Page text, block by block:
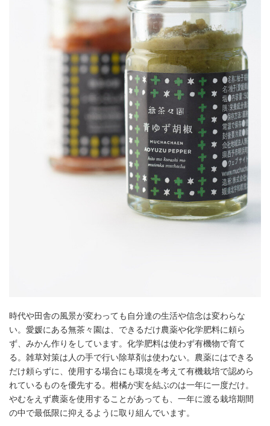
時代や田舎の風景が変わっても自分達の生活や信念は変わらな
い。愛媛にある無茶々園は、できるだけ農薬や化学肥料に頼ら
ず、みかん作りをしています。化学肥料は使わず有機物で育て
る。雑草対策は人の手で行い除草剤は使わない。農薬にはできる
だけ頼らずに、使用する場合にも環境を考えて有機栽培で認めら
れているものを優先する。柑橘が実を結ぶのは一年に一度だけ。
やむをえず農薬を使用することがあっても、一年に渡る栽培期間
の中で最低限に抑えるように取り組んでいます。